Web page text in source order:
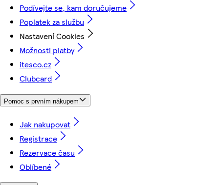
Podívejte se, kam doručujeme
Poplatek za službu
Nastavení Cookies
Možnosti platby
itesco.cz
Clubcard
Pomoc s prvním nákupem
Jak nakupovat
Registrace
Rezervace času
Oblíbené